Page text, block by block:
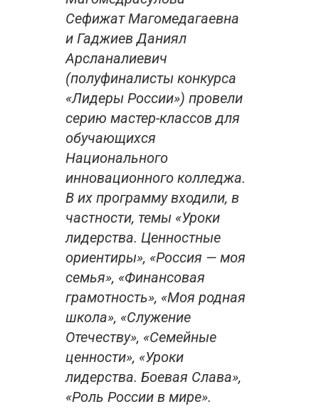
Сефижат Магомедагаевна
и Гаджиев Даниял
Арсланалиевич
(полуфиналисты конкурса
«Лидеры России») провели
серию мастер-классов для
обучающихся
Национального
инновационного колледжа.
В их программу входили, в
частности, темы «Уроки
лидерства. Ценностные
ориентиры», «Россия — моя
семья», «Финансовая
грамотность», «Моя родная
школа», «Служение
Отечеству», «Семейные
ценности», «Уроки
лидерства. Боевая Слава»,
«Роль России в мире».